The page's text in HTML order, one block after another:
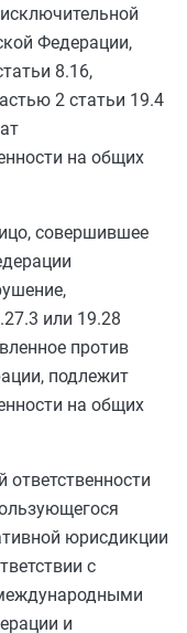
Федерации,
8.16,
2 статьи 19.4
на общих
совершившее
или 19.28
против
подлежит
на общих
юрисдикции
с
и